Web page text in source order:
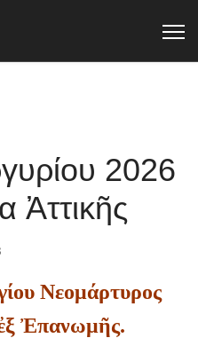
2026
Ἀττικῆς
Νεομάρτυρος
Ἐπανωμῆς.